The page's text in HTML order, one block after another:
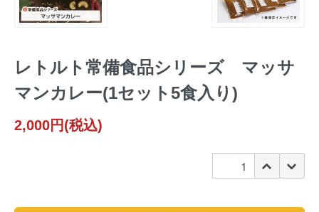
レトルト常備食品シリーズ マッサ
マンカレー(1セット5食入り)
2,000円(税込)